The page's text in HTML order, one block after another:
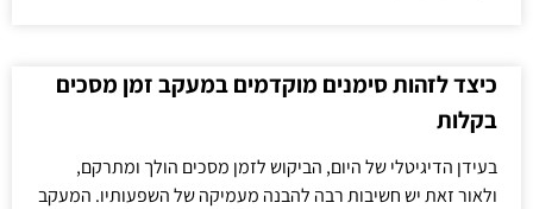
כיצד לזהות סימנים מוקדמים במעקב זמן מסכים
בקלות
בעידן הדיגיטלי של היום, הביקוש לזמן מסכים הולך ומתרקם,
ולאור זאת יש חשיבות רבה להבנה מעמיקה של השפעותיו. המעקב